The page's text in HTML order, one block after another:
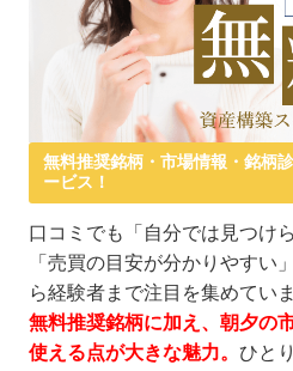
無料推奨銘柄・市場情報・銘柄
ービス！
口コミでも「自分では見つけ
「売買の目安が分かりやすい
ら経験者まで注目を集めていま
無料推奨銘柄に加え、朝夕の
使える点が大きな魅力。 ひと